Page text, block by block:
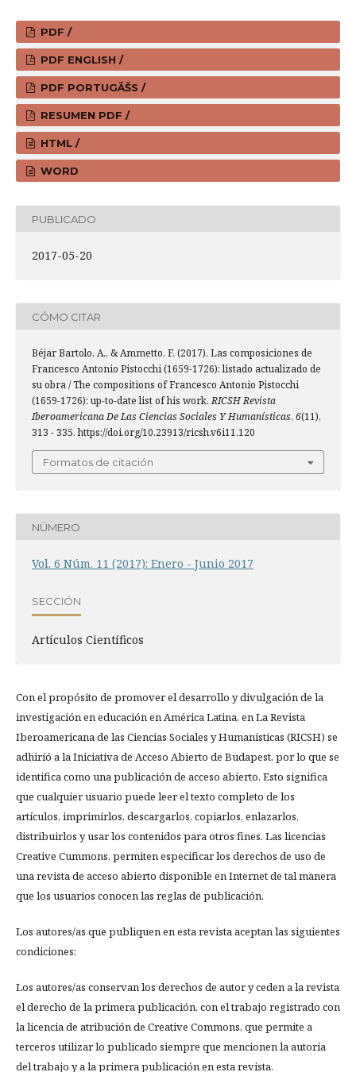
PDF /
PDF ENGLISH /
PDF PORTUGÃŠS /
RESUMEN PDF /
HTML /
WORD
PUBLICADO
2017-05-20
CÓMO CITAR
Béjar Bartolo, A., & Ammetto, F. (2017). Las composiciones de
Francesco Antonio Pistocchi (1659-1726): listado actualizado de
su obra / The compositions of Francesco Antonio Pistocchi
(1659-1726): up-to-date list of his work.RICSH Revista
Iberoamericana De Las Ciencias Sociales Y Humanísticas, 6(11),
313 - 335. https://doi.org/10.23913/ricsh.v6i11.120
Formatos de citación
NÚMERO
Vol. 6 Núm. 11 (2017): Enero - Junio 2017
SECCIÓN
Artí­culos Científicos
Con el propósito de promover el desarrollo y divulgación de la
investigación en educación en América Latina, en La Revista
Iberoamericana de las Ciencias Sociales y Humanisticas (RICSH) se
adhirió a la Iniciativa de Acceso Abierto de Budapest, por lo que se
identifica como una publicación de acceso abierto. Esto significa
que cualquier usuario puede leer el texto completo de los
artículos, imprimirlos, descargarlos, copiarlos, enlazarlos,
distribuirlos y usar los contenidos para otros fines. Las licencias
Creative Cummons, permiten especificar los derechos de uso de
una revista de acceso abierto disponible en Internet de tal manera
que los usuarios conocen las reglas de publicación.
Los autores/as que publiquen en esta revista aceptan las siguientes
condiciones:
Los autores/as conservan los derechos de autor y ceden a la revista
el derecho de la primera publicación, con el trabajo registrado con
la licencia de atribución de Creative Commons, que permite a
terceros utilizar lo publicado siempre que mencionen la autoría
del trabajo y a la primera publicación en esta revista.